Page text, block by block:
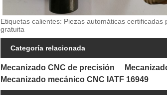
Etiquetas calientes: Piezas automáticas
gratuita
Categoría relacionada
Mecanizado CNC de precisión
Mecanizado mecánico CNC IATF 16949